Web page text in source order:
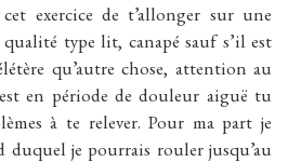
exercice de t’allonger sur une
type lit, canapé sauf s’il est
qu’autre chose, attention au
en période de douleur aiguë tu
à te relever. Pour ma part je
je pourrais rouler jusqu’au